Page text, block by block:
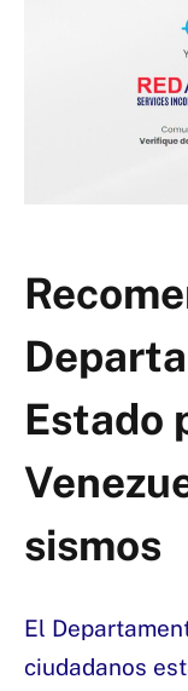
Estado
sismos
El
ciudadanos